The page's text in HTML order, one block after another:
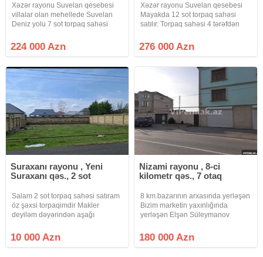
Xəzər rayonu Suvelan qesebesi
villalar olan mehellede Suvelan
Deniz yolu 7 sot torpaq sahəsi
hasarlanib 4 tərəfi yaşayış evi
villalardi.Qazi, isiqi, suyu
224 000 Azn
Xəzər rayonu Suvelan qesebesi
Mayakda 12 sot torpaq sahəsi
satılır. Torpaq sahəsi 4 tərəfdən
villalardi.Qazi, isiqi, suyu
daimidir.Ətrafli məlumat almaq
276 000 Azn
Suraxanı rayonu , Yeni
Suraxanı qəs., 2 sot
Salam 2 sot torpaq sahəsi satıram
öz şəxsi torpaqimdir Makler
deyiləm dəyərindən aşağı
Səbətlər qaydasındadır Məktəb
Baxça tam yaxın
10 000 Azn
Nizami rayonu , 8-ci
kilometr qəs., 7 otaq
8 km.bazarının arxasında yerləşən
Bizim marketin yaxınlığında
yerləşən Elşən Süleymanov
hərəkətli yolun kənarında)4 sot
torpaq sahəsi təcili olaraq
180 000 Azn